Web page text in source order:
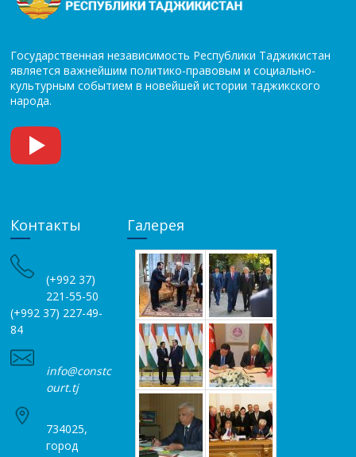
Государственная независимость Республики Таджикистан
является важнейшим политико-правовым и социально-
культурным событием в новейшей истории таджикского
народа.
Контакты
(+992 37)
221-55-50
(+992 37) 227-49-
84
info@constc
ourt.tj
734025,
город
Галерея